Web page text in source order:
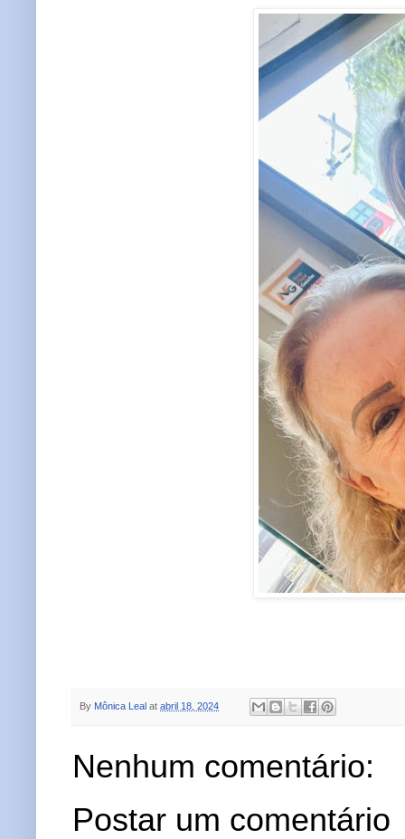
By Mônica Leal at abril 18, 2024
Nenhum comentário:
Postar um comentário